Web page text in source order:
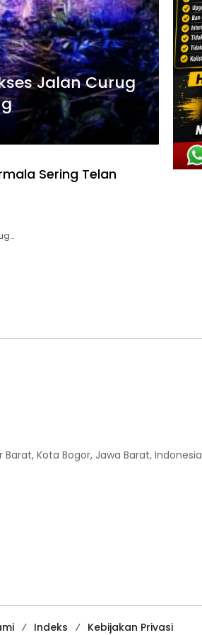
Jalan Curug
Sering Telan
Barat, Kota Bogor, Jawa Barat, Indonesia
Indeks Kebijakan Privasi